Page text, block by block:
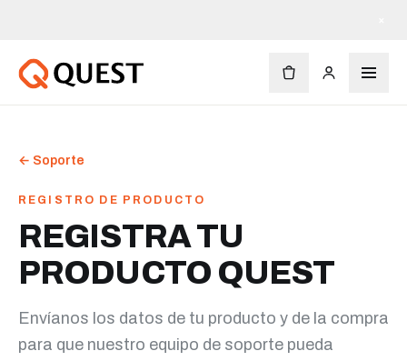
← Soporte
REGISTRO DE PRODUCTO
REGISTRA TU
PRODUCTO QUEST
Envíanos los datos de tu producto y de la compra
para que nuestro equipo de soporte pueda